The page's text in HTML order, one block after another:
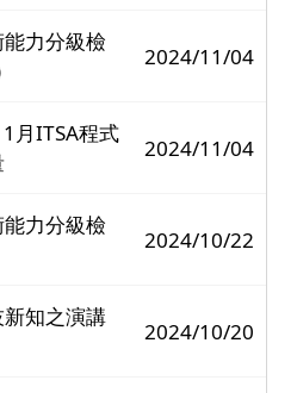
力分級檢
2024/11/04
月ITSA程式
2024/11/04
力分級檢
2024/10/22
知之演講
2024/10/20